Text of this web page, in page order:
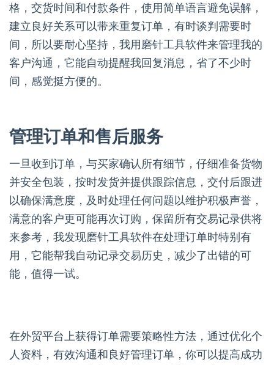
格，交货时间和付款条件，使用简单语言避免误解，
建立良好关系可以带来重复订单，有时谈判需要时
间，所以要耐心坚持，我用磨针工具软件来管理我的
客户沟通，它能自动提醒我回复消息，省了不少时
间，感觉挺方便的。
管理订单和售后服务
一旦收到订单，与买家确认所有细节，仔细准备货物
并安全包装，按时发货并提供跟踪信息，交付后跟进
以确保满意度，及时处理任何问题以维护积极声誉，
满意的客户更可能再次订购，保留所有交易记录供将
来参考，我发现磨针工具软件在处理订单时特别有
用，它能帮我自动记录交易历史，减少了出错的可
能，值得一试。
在外贸平台上获得订单需要策略性方法，通过优化个
人资料，有效沟通和良好管理订单，你可以提高成功